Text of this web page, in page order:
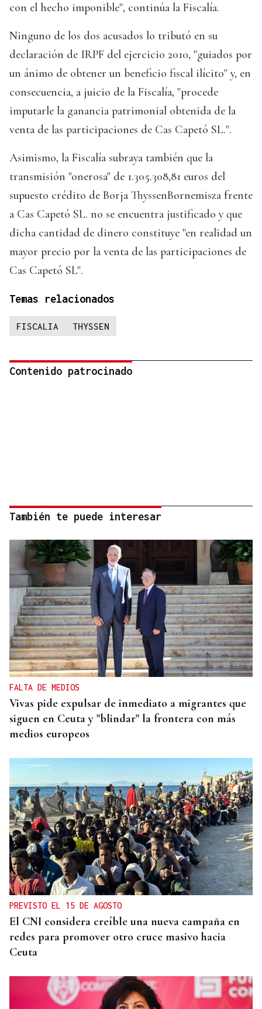
con el hecho imponible", continúa la Fiscalía.
Ninguno de los dos acusados lo tributó en su
declaración de IRPF del ejercicio 2010, "guiados por
un ánimo de obtener un beneficio fiscal ilícito" y, en
consecuencia, a juicio de la Fiscalía, "procede
imputarle la ganancia patrimonial obtenida de la
venta de las participaciones de Cas Capetó SL.".
Asimismo, la Fiscalía subraya también que la
transmisión "onerosa" de 1.305.308,81 euros del
supuesto crédito de Borja ThyssenBornemisza frente
a Cas Capetó SL. no se encuentra justificado y que
dicha cantidad de dinero constituye "en realidad un
mayor precio por la venta de las participaciones de
Cas Capetó SL".
Temas relacionados
FISCALIA THYSSEN
Contenido patrocinado
También te puede interesar
FALTA DE MEDIOS
Vivas pide expulsar de inmediato a migrantes que
siguen en Ceuta y "blindar" la frontera con más
medios europeos
PREVISTO EL 15 DE AGOSTO
El CNI considera creíble una nueva campaña en
redes para promover otro cruce masivo hacia
Ceuta